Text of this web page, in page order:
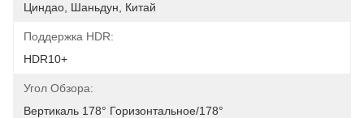
Циндао, Шаньдун, Китай
Поддержка HDR:
HDR10+
Угол Обзора:
Вертикаль 178° Горизонтальное/178°